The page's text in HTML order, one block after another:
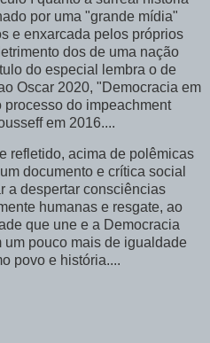
por uma "grande mídia"
e enxarcada pelos próprios
dos de uma nação
do especial lembra o de
Oscar 2020, "Democracia em
processo do impeachment
em 2016....
refletido, acima de polêmicas
documento e crítica social
a despertar consciências
humanas e resgate, ao
que une e a Democracia
pouco mais de igualdade
povo e história....